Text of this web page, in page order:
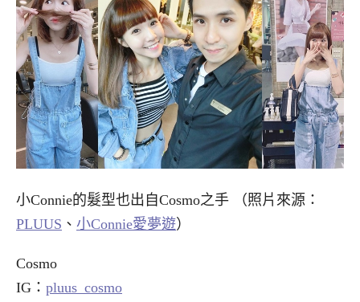
小Connie的髮型也出自Cosmo之手 （照片來源：
PLUUS 、 小Connie愛夢遊）
Cosmo
IG： pluus_cosmo